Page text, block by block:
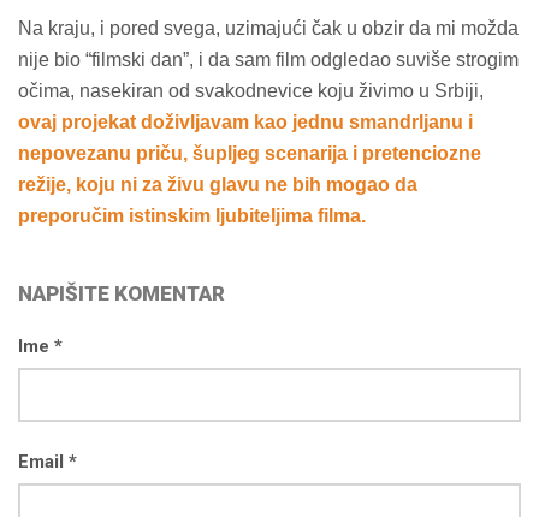
Na kraju, i pored svega, uzimajući čak u obzir da mi možda
nije bio “filmski dan”, i da sam film odgledao suviše strogim
očima, nasekiran od svakodnevice koju živimo u Srbiji,
ovaj projekat doživljavam kao jednu smandrljanu i
nepovezanu priču, šupljeg scenarija i pretenciozne
režije, koju ni za živu glavu ne bih mogao da
preporučim istinskim ljubiteljima filma.
NAPIŠITE KOMENTAR
Ime *
Email *